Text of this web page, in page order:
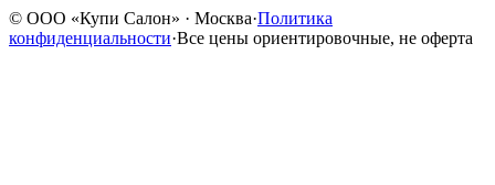
© ООО «Купи Салон» · Москва·Политика
конфиденциальности·Все цены ориентировочные, не оферта